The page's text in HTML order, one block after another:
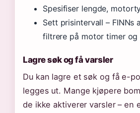
Spesifiser lengde,
Sett prisintervall – FINNs
filtrere på motor timer og
Lagre søk og få varsler
Du kan lagre et søk og få e-
legges ut. Mange kjøpere
de ikke aktiverer varsler – en